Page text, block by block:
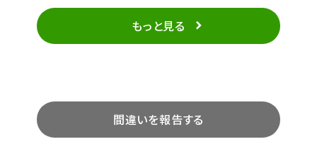
もっと見る
間違いを報告する